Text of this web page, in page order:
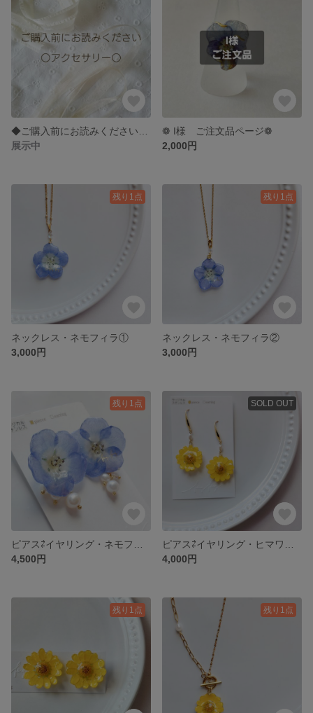
展示中
❁ I様 ご注文品ページ❁
2,000円
残り1点
ネックレス・ネモフィラ①
3,000円
残り1点
ネックレス・ネモフィラ②
3,000円
残り1点
4,500円
SOLD OUT
4,000円
残り1点 残り1点